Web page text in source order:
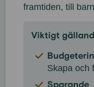
framtiden, till
Viktigt
Skapa och